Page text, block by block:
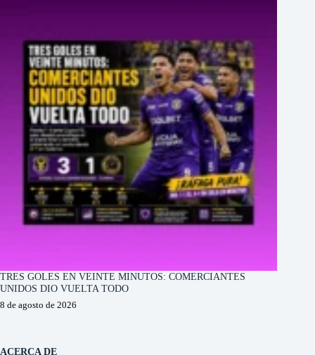
TRES GOLES EN VEINTE MINUTOS: COMERCIANTES
UNIDOS DIO VUELTA TODO
8 de agosto de 2026
ACERCA DE